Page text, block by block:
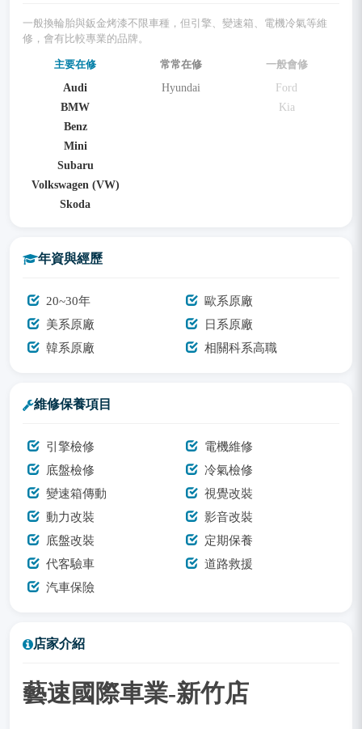
一般換輪胎與鈑金烤漆不限車種，但引擎、變速箱、電機冷氣等維
修，會有比較專業的品牌。
主要在修
Audi
BMW
Benz
Mini
Subaru
Volkswagen (VW)
Skoda
常常在修
Hyundai
一般會修
Ford
Kia
年資與經歷
20~30年
歐系原廠
美系原廠
日系原廠
韓系原廠
相關科系高職
維修保養項目
引擎檢修
電機維修
底盤檢修
冷氣檢修
變速箱傳動
視覺改裝
動力改裝
影音改裝
底盤改裝
定期保養
代客驗車
道路救援
汽車保險
店家介紹
藝速國際車業-新竹店